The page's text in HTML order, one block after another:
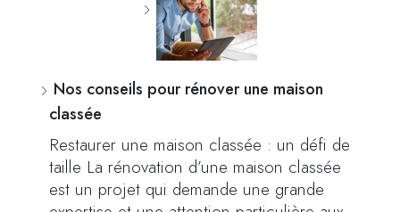
Nos conseils pour rénover une maison
classée
Restaurer une maison classée : un défi de
taille La rénovation d’une maison classée
est un projet qui demande une grande